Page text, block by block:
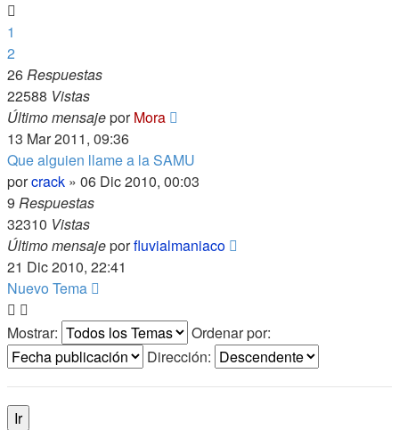
1
2
26Respuestas
22588 Vistas
Último mensajeporMora
13 Mar 2011, 09:36
Que alguien llame a la SAMU
porcrack » 06 Dic 2010, 00:03
9 Respuestas
32310 Vistas
Último mensajeporfluvialmaniaco
21 Dic 2010, 22:41
Nuevo Tema
Mostrar:
Ordenar por:
Dirección: